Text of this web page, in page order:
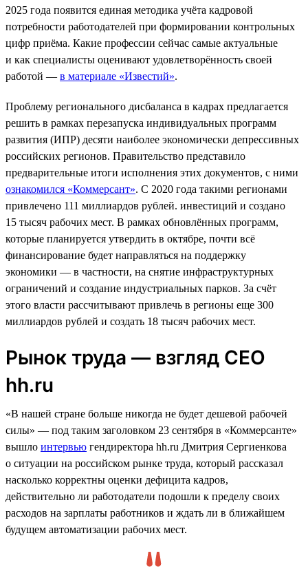
2025 года появится единая методика учёта кадровой
потребности работодателей при формировании контрольных
цифр приёма. Какие профессии сейчас самые актуальные
и как специалисты оценивают удовлетворённость своей
работой — в материале «Известий».
Проблему регионального дисбаланса в кадрах предлагается
решить в рамках перезапуска индивидуальных программ
развития (ИПР) десяти наиболее экономически депрессивных
российских регионов. Правительство представило
предварительные итоги исполнения этих документов, с ними
ознакомился «Коммерсант». С 2020 года такими регионами
привлечено 111 миллиардов рублей. инвестиций и создано
15 тысяч рабочих мест. В рамках обновлённых программ,
которые планируется утвердить в октябре, почти всё
финансирование будет направляться на поддержку
экономики — в частности, на снятие инфраструктурных
ограничений и создание индустриальных парков. За счёт
этого власти рассчитывают привлечь в регионы еще 300
миллиардов рублей и создать 18 тысяч рабочих мест.
Рынок труда — взгляд СЕО
hh.ru
«В нашей стране больше никогда не будет дешевой рабочей
силы» — под таким заголовком 23 сентября в «Коммерсанте»
вышло интервью гендиректора hh.ru Дмитрия Сергиенкова
о ситуации на российском рынке труда, который рассказал
насколько корректны оценки дефицита кадров,
действительно ли работодатели подошли к пределу своих
расходов на зарплаты работников и ждать ли в ближайшем
будущем автоматизации рабочих мест.